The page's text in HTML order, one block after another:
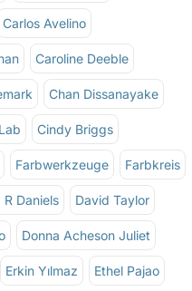
Carlos Avelino
Caroline Deeble
Chan Dissanayake
Cindy Briggs
Farbwerkzeuge Farbkreis
R Daniels David Taylor
Donna Acheson Juliet
Erkin Yılmaz Ethel Pajao